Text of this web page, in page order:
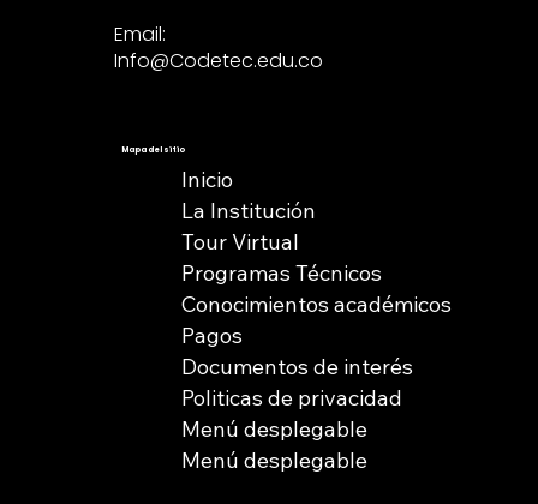
Mapa del sitio
Inicio
La Institución
Tour Virtual
Programas Técnicos
Conocimientos académicos
Pagos
Documentos de interés
Politicas de privacidad
Menú desplegable
Menú desplegable
Email:
Info@Codetec.edu.co